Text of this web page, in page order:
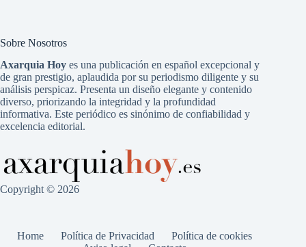
Sobre Nosotros
Axarquia Hoy es una publicación en español excepcional y
de gran prestigio, aplaudida por su periodismo diligente y su
análisis perspicaz. Presenta un diseño elegante y contenido
diverso, priorizando la integridad y la profundidad
informativa. Este periódico es sinónimo de confiabilidad y
excelencia editorial.
Copyright © 2026
Home Política de Privacidad
Política de cookies